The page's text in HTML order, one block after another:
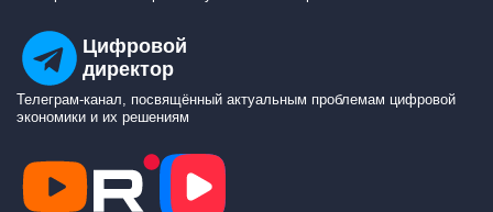
Цифровой
директор
Телеграм-канал, посвящённый актуальным проблемам цифровой
экономики и их решениям